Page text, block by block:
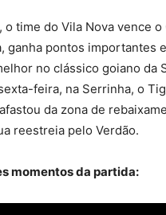
o time do Vila Nova vence
ganha pontos importantes
no clássico goiano da
feira, na Serrinha, o
da zona de
reestreia pelo Verdão.
momentos da partida: